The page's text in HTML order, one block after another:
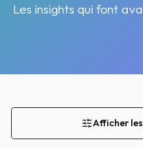
Les insights qui font
Afficher